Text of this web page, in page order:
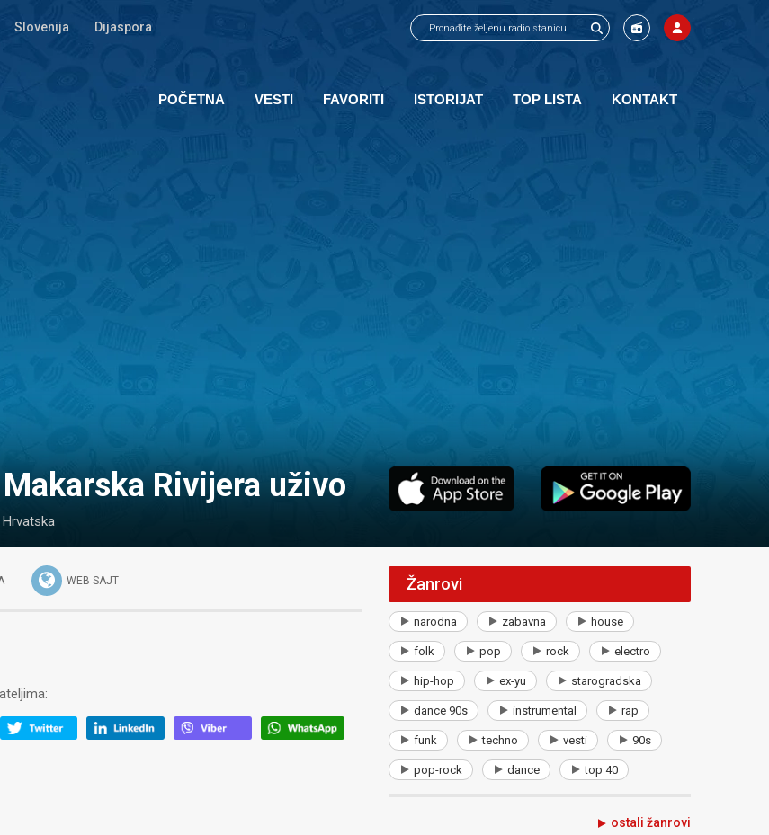
Slovenija Dijaspora
POČETNA VESTI FAVORITI ISTORIJAT TOP LISTA KONTAKT
Makarska Rivijera uživo
Hrvatska
WEB SAJT Žanrovi
narodna zabavna house
folk pop rock electro
hip-hop ex-yu starogradska
dance 90s instrumental rap
funk techno vesti 90s
pop-rock dance top 40
ostali žanrovi